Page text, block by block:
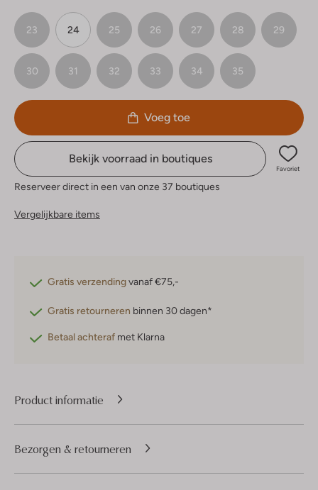
23 24 25 26 27 28 29
30 31 32 33 34 35
Voeg toe
Bekijk voorraad in boutiques
Favoriet
Reserveer direct in een van onze 37 boutiques
Vergelijkbare items
Gratis verzendingvanaf €75,-
Gratis retourneren binnen 30 dagen*
Betaal achteraf met Klarna
Product informatie
Bezorgen & retourneren